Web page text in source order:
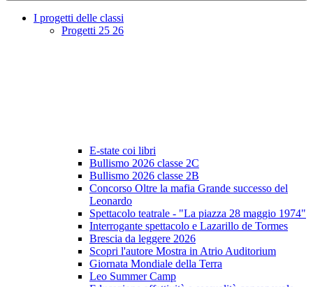
I progetti delle classi
Progetti 25 26
E-state coi libri
Bullismo 2026 classe 2C
Bullismo 2026 classe 2B
Concorso Oltre la mafia Grande successo del
Leonardo
Spettacolo teatrale - "La piazza 28 maggio 1974"
Interrogante spettacolo e Lazarillo de Tormes
Brescia da leggere 2026
Scopri l'autore Mostra in Atrio Auditorium
Giornata Mondiale della Terra
Leo Summer Camp